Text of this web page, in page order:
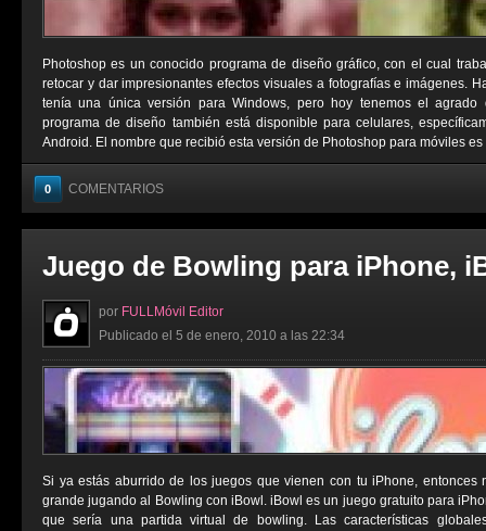
Photoshop es un conocido programa de diseño gráfico, con el cual
retocar y dar impresionantes efectos visuales a fotografías e imágenes.
tenía una única versión para Windows, pero hoy tenemos el
programa de diseño también está disponible para celulares,
Android. El nombre que recibió esta versión de Photoshop para móviles es
0 COMENTARIOS
Juego de Bowling para iPhone,
por FULLMóvil Editor
Publicado el 5 de enero, 2010 a las 22:34
Si ya estás aburrido de los juegos que vienen con tu iPhone, entonces
grande jugando al Bowling con iBowl. iBowl es un juego gratuito para
que sería una partida virtual de bowling. Las características